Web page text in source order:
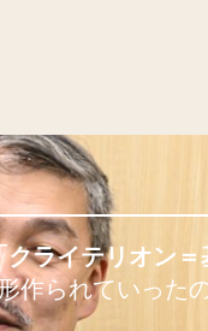
クライテリオン＝
作られていった